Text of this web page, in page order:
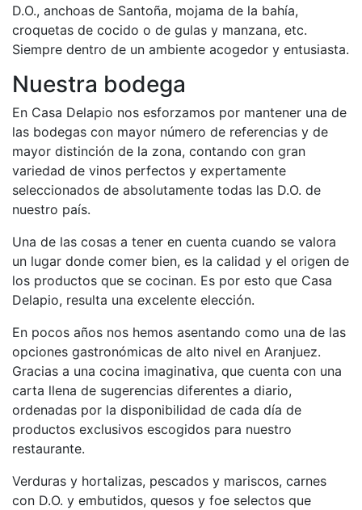
D.O., anchoas de Santoña, mojama de la bahía,
croquetas de cocido o de gulas y manzana, etc.
Siempre dentro de un ambiente acogedor y entusiasta.
Nuestra bodega
En Casa Delapio nos esforzamos por mantener una de
las bodegas con mayor número de referencias y de
mayor distinción de la zona, contando con gran
variedad de vinos perfectos y expertamente
seleccionados de absolutamente todas las D.O. de
nuestro país.
Una de las cosas a tener en cuenta cuando se valora
un lugar donde comer bien, es la calidad y el origen de
los productos que se cocinan. Es por esto que Casa
Delapio, resulta una excelente elección.
En pocos años nos hemos asentando como una de las
opciones gastronómicas de alto nivel en Aranjuez.
Gracias a una cocina imaginativa, que cuenta con una
carta llena de sugerencias diferentes a diario,
ordenadas por la disponibilidad de cada día de
productos exclusivos escogidos para nuestro
restaurante.
Verduras y hortalizas, pescados y mariscos, carnes
con D.O. y embutidos, quesos y foe selectos que